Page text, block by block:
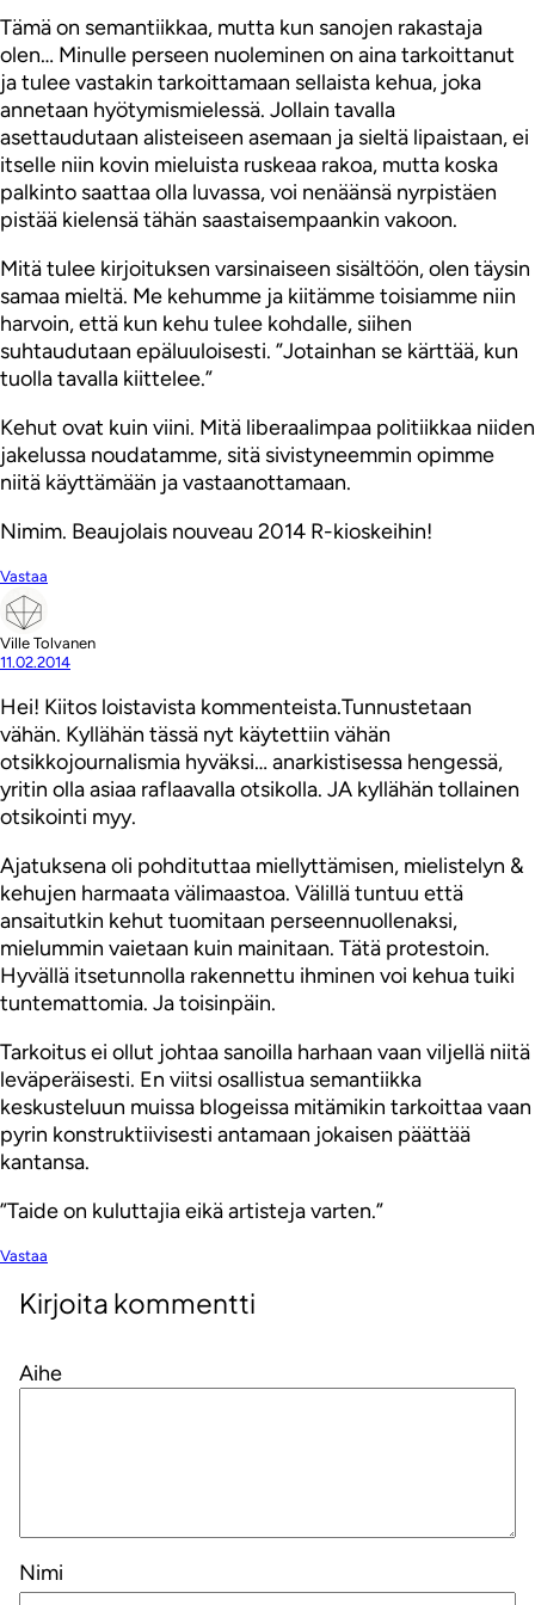
Tämä on semantiikkaa, mutta kun sanojen rakastaja
olen… Minulle perseen nuoleminen on aina tarkoittanut
ja tulee vastakin tarkoittamaan sellaista kehua, joka
annetaan hyötymismielessä. Jollain tavalla
asettaudutaan alisteiseen asemaan ja sieltä lipaistaan, ei
itselle niin kovin mieluista ruskeaa rakoa, mutta koska
palkinto saattaa olla luvassa, voi nenäänsä nyrpistäen
pistää kielensä tähän saastaisempaankin vakoon.
Mitä tulee kirjoituksen varsinaiseen sisältöön, olen täysin
samaa mieltä. Me kehumme ja kiitämme toisiamme niin
harvoin, että kun kehu tulee kohdalle, siihen
suhtaudutaan epäluuloisesti. ”Jotainhan se kärttää, kun
tuolla tavalla kiittelee.”
Kehut ovat kuin viini. Mitä liberaalimpaa politiikkaa niiden
jakelussa noudatamme, sitä sivistyneemmin opimme
niitä käyttämään ja vastaanottamaan.
Nimim. Beaujolais nouveau 2014 R-kioskeihin!
Vastaa
Ville Tolvanen
11.02.2014
Hei! Kiitos loistavista kommenteista.Tunnustetaan
vähän. Kyllähän tässä nyt käytettiin vähän
otsikkojournalismia hyväksi… anarkistisessa hengessä,
yritin olla asiaa raflaavalla otsikolla. JA kyllähän tollainen
otsikointi myy.
Ajatuksena oli pohdituttaa miellyttämisen, mielistelyn &
kehujen harmaata välimaastoa. Välillä tuntuu että
ansaitutkin kehut tuomitaan perseennuollenaksi,
mielummin vaietaan kuin mainitaan. Tätä protestoin.
Hyvällä itsetunnolla rakennettu ihminen voi kehua tuiki
tuntemattomia. Ja toisinpäin.
Tarkoitus ei ollut johtaa sanoilla harhaan vaan viljellä niitä
leväperäisesti. En viitsi osallistua semantiikka
keskusteluun muissa blogeissa mitämikin tarkoittaa vaan
pyrin konstruktiivisesti antamaan jokaisen päättää
kantansa.
”Taide on kuluttajia eikä artisteja varten.”
Vastaa
Kirjoita kommentti
Aihe
Nimi